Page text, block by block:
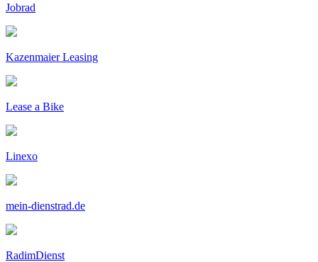
Jobrad
Kazenmaier Leasing
Lease a Bike
Linexo
mein-dienstrad.de
RadimDienst